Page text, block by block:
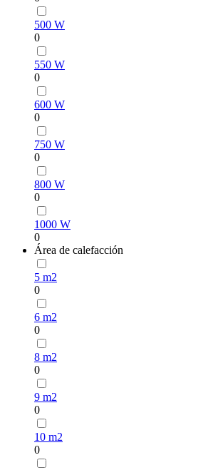
500 W
0
550 W
0
600 W
0
750 W
0
800 W
0
1000 W
0
Área de calefacción
5 m2
0
6 m2
0
8 m2
0
9 m2
0
10 m2
0